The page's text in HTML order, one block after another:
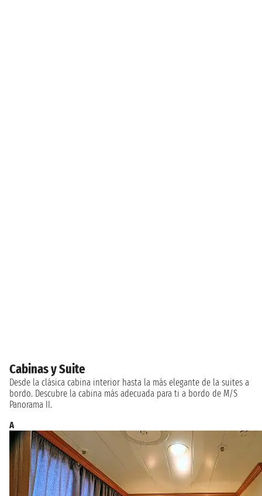
Cabinas y Suite
Desde la clásica cabina interior hasta la más elegante de la suites a
bordo. Descubre la cabina más adecuada para ti a bordo de M/S
Panorama II.
A